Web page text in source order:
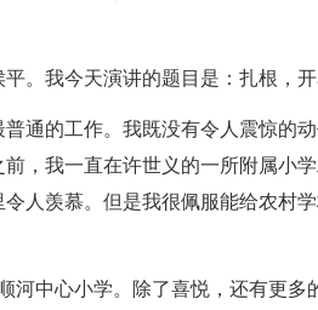
。我今天演讲的题目是：扎根，开
通的工作。我既没有令人震惊的
，我一直在许世义的一所附属小
人羡慕。但是我很佩服能给农村
河中心小学。除了喜悦，还有更多